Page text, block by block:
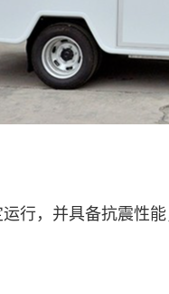
，并具备抗震性能